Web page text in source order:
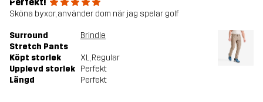
Sköna byxor, använder dom när jag spelar golf
Surround
Stretch Pants
Brindle
Köpt storlek XL, Regular
Upplevd storlek Perfekt
Längd
Perfekt